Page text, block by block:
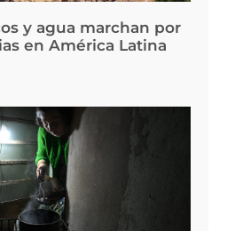
y agua marchan por
en América Latina